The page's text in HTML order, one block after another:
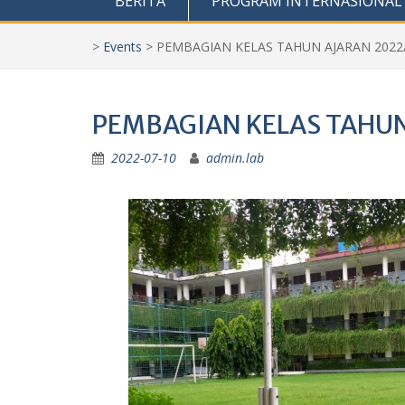
> Events > PEMBAGIAN KELAS TAHUN AJARAN
PEMBAGIAN KELAS
2022-07-10 admin.lab